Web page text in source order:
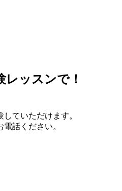
ていただけます。
話ください。